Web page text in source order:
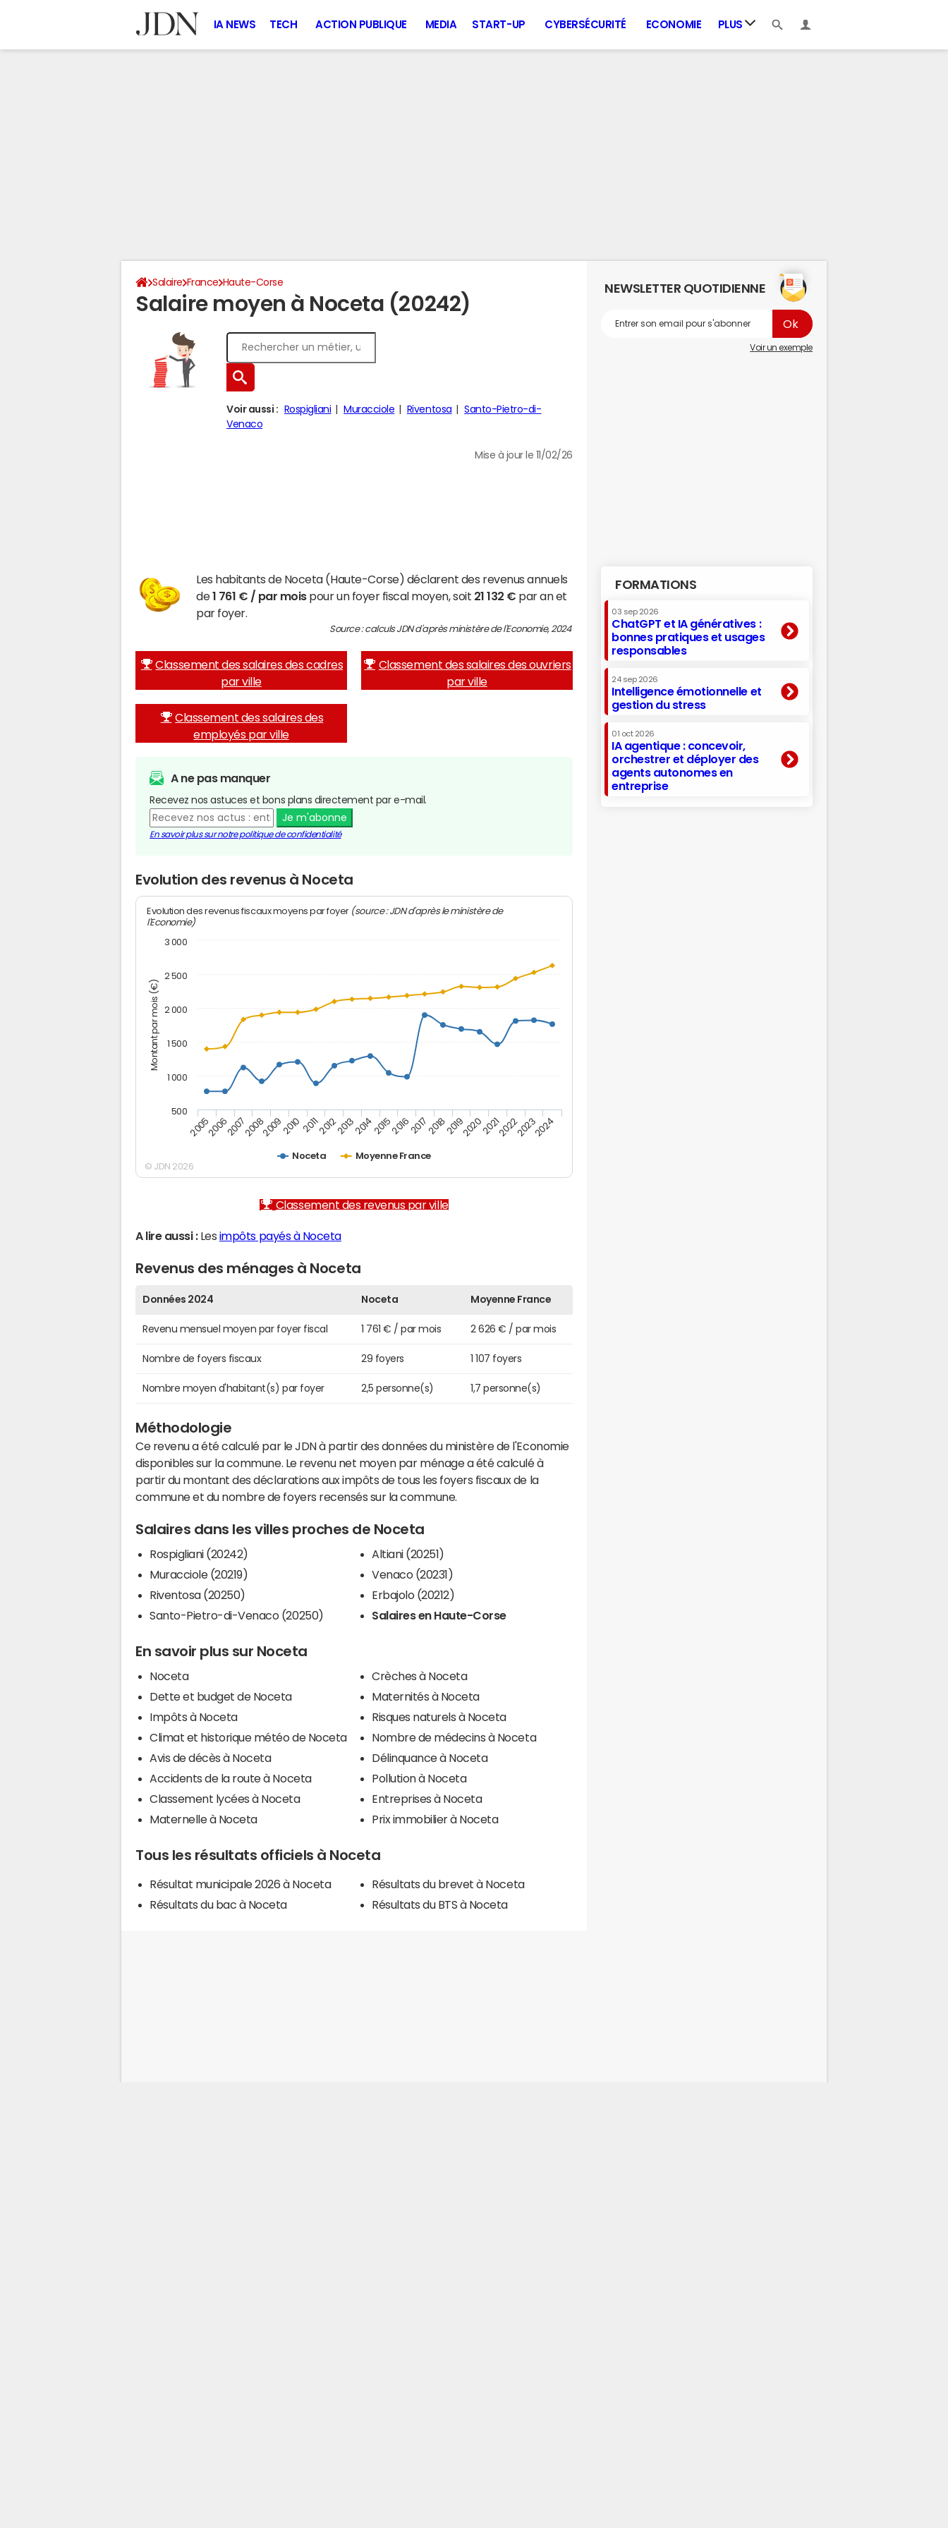
IA NEWS TECH ACTION PUBLIQUE MEDIA START-UP CYBERSÉCURITÉ ECONOMIE PLUS
Salaire France Haute-Corse
Salaire moyen à Noceta (20242)
Voir aussi : Rospigliani Muracciole Riventosa
Santo-Pietro-di-
Venaco
Mise à jour le 11/02/26
Les habitants de Noceta (Haute-Corse) déclarent des revenus annuels
de1 761 € / par moispour un foyer fiscal moyen, soit 21 132 € par an et
par foyer.
Source : calculs JDN d'après ministère de l'Economie, 2024
Classement des salaires des cadres
par ville
Classement des salaires des ouvriers
par ville
Classement des salaires des
employés par ville
A ne pas manquer
Recevez nos astuces et bons plans directement par e-mail.
Je m'abonne
En savoir plus sur notre politique de confidentialité
Evolution des revenus à Noceta
Montant par mois (€)
Evolution des revenus fiscaux moyens par foyer (source : JDN d'après le ministère de
l'Economie)
Noceta Moyenne France
200520062007200820092010 20112012201320142015201620172018201920202021202220232024
500
1 000
1 500
2 000
2 500
3 000
© JDN 2026
Classement des revenus par ville
A lire aussi :Les impôts payés à Noceta
Revenus des ménages à Noceta
Données 2024 Noceta Moyenne France
Revenu mensuel moyen par foyer fiscal 1 761 € / par mois 2 626 € / par mois
Nombre de foyers fiscaux 29 foyers 1 107 foyers
Nombre moyen d'habitant(s) par foyer 2,5 personne(s) 1,7 personne(s)
Méthodologie
Ce revenu a été calculé par le JDN à partir des données du ministère de l'Economie
disponibles sur la commune. Le revenu net moyen par ménage a été calculé à
partir du montant des déclarations aux impôts de tous les foyers fiscaux de la
commune et du nombre de foyers recensés sur la commune.
Salaires dans les villes proches de Noceta
Rospigliani (20242)
Muracciole (20219)
Riventosa (20250)
Santo-Pietro-di-Venaco (20250)
Altiani (20251)
Venaco (20231)
Erbajolo (20212)
Salaires en Haute-Corse
En savoir plus sur Noceta
Noceta
Dette et budget de Noceta
Impôts à Noceta
Climat et historique météo de Noceta
Avis de décès à Noceta
Accidents de la route à Noceta
Classement lycées à Noceta
Maternelle à Noceta
Crèches à Noceta
Maternités à Noceta
Risques naturels à Noceta
Nombre de médecins à Noceta
Délinquance à Noceta
Pollution à Noceta
Entreprises à Noceta
Prix immobilier à Noceta
Tous les résultats officiels à Noceta
Résultat municipale 2026 à Noceta
Résultats du bac à Noceta
Résultats du brevet à Noceta
Résultats du BTS à Noceta
NEWSLETTER QUOTIDIENNE
Voir un exemple
FORMATIONS
03 sep 2026
ChatGPT et IA génératives :
bonnes pratiques et usages
responsables
24 sep 2026
Intelligence émotionnelle et
gestion du stress
01 oct 2026
IA agentique : concevoir,
orchestrer et déployer des
agents autonomes en
entreprise